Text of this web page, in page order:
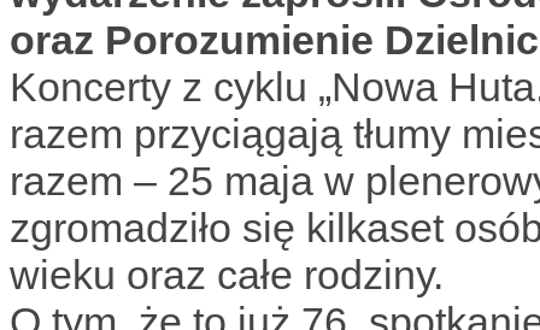
oraz Porozumienie
Koncerty z cyklu „Nowa
razem przyciągają tłumy
razem – 25 maja w
zgromadziło się kilkaset
wieku oraz całe rodziny.